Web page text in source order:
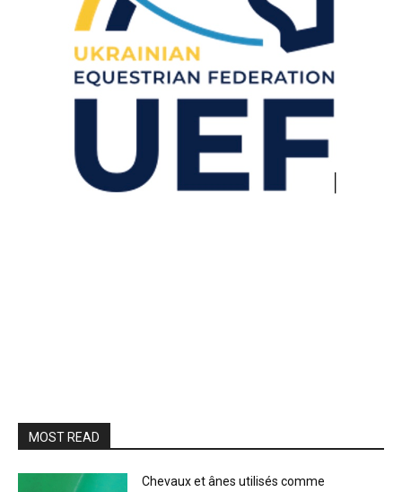
MOST READ
Chevaux et ânes utilisés comme